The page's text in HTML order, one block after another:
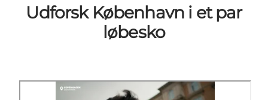
Udforsk København i et par
løbesko